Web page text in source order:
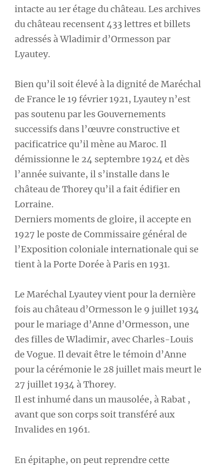
intacte au 1er étage du château. Les archives
du château recensent 433 lettres et billets
adressés à Wladimir d’Ormesson par
Lyautey.
Bien qu’il soit élevé à la dignité de Maréchal
de France le 19 février 1921, Lyautey n’est
pas soutenu par les Gouvernements
successifs dans l’œuvre constructive et
pacificatrice qu’il mène au Maroc. Il
démissionne le 24 septembre 1924 et dès
l’année suivante, il s’installe dans le
château de Thorey qu’il a fait édifier en
Lorraine.
Derniers moments de gloire, il accepte en
1927 le poste de Commissaire général de
l’Exposition coloniale internationale qui se
tient à la Porte Dorée à Paris en 1931.
Le Maréchal Lyautey vient pour la dernière
fois au château d’Ormesson le 9 juillet 1934
pour le mariage d’Anne d’Ormesson, une
des filles de Wladimir, avec Charles-Louis
de Vogue. Il devait être le témoin d’Anne
pour la cérémonie le 28 juillet mais meurt le
27 juillet 1934 à Thorey.
Il est inhumé dans un mausolée, à Rabat ,
avant que son corps soit transféré aux
Invalides en 1961.
En épitaphe, on peut reprendre cette